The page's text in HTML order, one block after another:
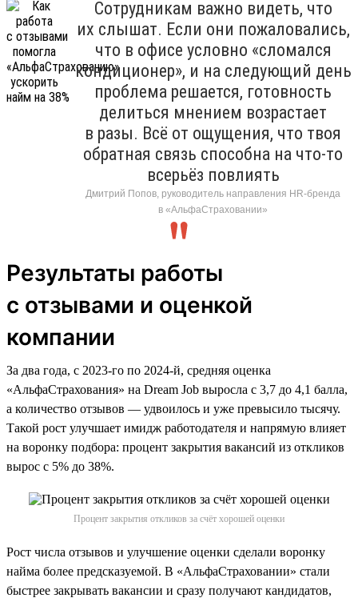
Сотрудникам важно видеть, что
их слышат. Если они пожаловались,
что в офисе условно «сломался
кондиционер», и на следующий день
проблема решается, готовность
делиться мнением возрастает
в разы. Всё от ощущения, что твоя
обратная связь способна на что-то
всерьёз повлиять
Дмитрий Попов, руководитель направления HR-бренда
в «АльфаСтраховании»
Результаты работы
с отзывами и оценкой
компании
За два года, с 2023-го по 2024-й, средняя оценка
«АльфаСтрахования» на Dream Job выросла с 3,7 до 4,1 балла,
а количество отзывов — удвоилось и уже превысило тысячу.
Такой рост улучшает имидж работодателя и напрямую влияет
на воронку подбора: процент закрытия вакансий из откликов
вырос с 5% до 38%.
Процент закрытия откликов за счёт хорошей оценки
Рост числа отзывов и улучшение оценки сделали воронку
найма более предсказуемой. В «АльфаСтраховании» стали
быстрее закрывать вакансии и сразу получают кандидатов,